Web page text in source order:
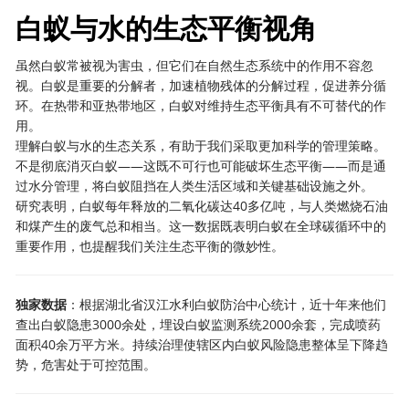
白蚁与水的生态平衡视角
虽然白蚁常被视为害虫，但它们在自然生态系统中的作用不容忽
视。白蚁是重要的分解者，加速植物残体的分解过程，促进养分循
环。在热带和亚热带地区，白蚁对维持生态平衡具有不可替代的作
用。
理解白蚁与水的生态关系，有助于我们采取更加科学的管理策略。
不是彻底消灭白蚁——这既不可行也可能破坏生态平衡——而是通
过水分管理，将白蚁阻挡在人类生活区域和关键基础设施之外。
研究表明，白蚁每年释放的二氧化碳达40多亿吨，与人类燃烧石油
和煤产生的废气总和相当。这一数据既表明白蚁在全球碳循环中的
重要作用，也提醒我们关注生态平衡的微妙性。
独家数据：根据湖北省汉江水利白蚁防治中心统计，近十年来他们
查出白蚁隐患3000余处，埋设白蚁监测系统2000余套，完成喷药
面积40余万平方米。持续治理使辖区内白蚁风险隐患整体呈下降趋
势，危害处于可控范围。